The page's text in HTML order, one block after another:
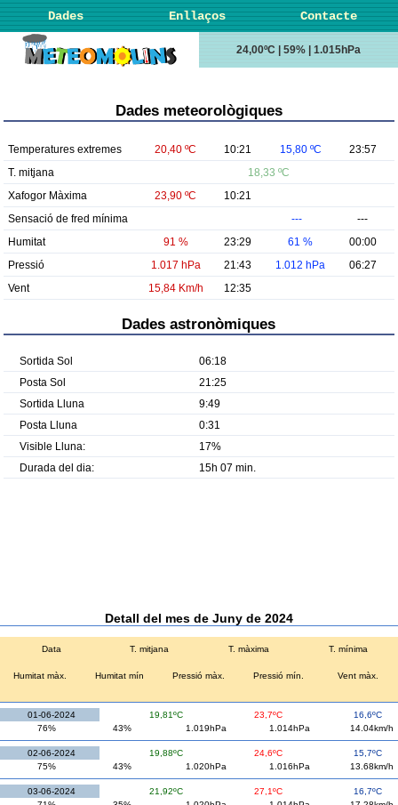
Dades Enllaços Contacte
24,00ºC | 59% | 1.015hPa
Dades meteorològiques
Temperatures extremes 20,40 ºC 10:21 15,80 ºC
23:57
T. mitjana
18,33 ºC
Xafogor Màxima
23,90 ºC
10:21
Sensació de fred mínima
---
---
Humitat
91 % 23:29 61 %
00:00
Pressió
1.017 hPa 21:43 1.012 hPa
06:27
Vent
15,84 Km/h 12:35
Dades astronòmiques
Sortida Sol
06:18
Posta Sol
21:25
Sortida Lluna
9:49
Posta Lluna
0:31
Visible Lluna:
17%
Durada del dia:
15h 07 min.
Detall del mes de Juny de 2024
Data T. mitjana T. màxima T. mínima
Humitat màx. Humitat mín Pressió màx. Pressió mín. Vent màx.
01-06-2024 19,81ºC 23,7ºC
16,6ºC
76%
43% 1.019hPa 1.014hPa 14.04km/h
02-06-2024 19,88ºC 24,6ºC
15,7ºC
75%
43% 1.020hPa 1.016hPa 13.68km/h
03-06-2024 21,92ºC 27,1ºC
16,7ºC